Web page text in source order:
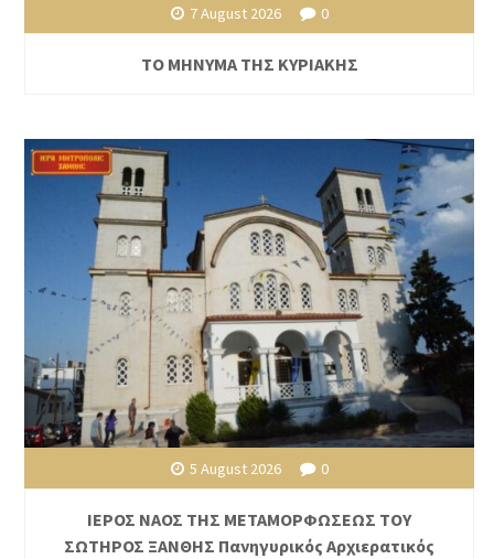
7 August 2026 0
ΤΟ ΜΗΝΥΜΑ ΤΗΣ ΚΥΡΙΑΚΗΣ
5 August 2026 0
ΙΕΡΟΣ ΝΑΟΣ ΤΗΣ ΜΕΤΑΜΟΡΦΩΣΕΩΣ ΤΟΥ
ΣΩΤΗΡΟΣ ΞΑΝΘΗΣ Πανηγυρικός Αρχιερατικός